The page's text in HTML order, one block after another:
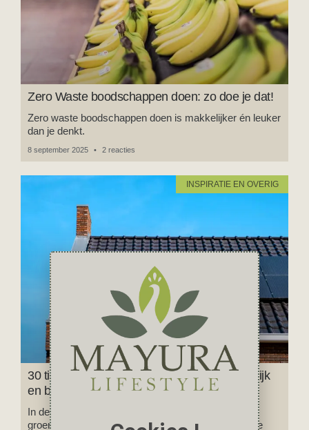
Zero Waste boodschappen doen: zo doe je dat!
Zero waste boodschappen doen is makkelijker én leuker
dan je denkt.
8 september 2025 2 reacties
INSPIRATIE EN OVERIG
30 tips om je huis te verduurzamen – makkelijk
en betaalbaar
In deze blog deel ik 30 praktische tips om je huis
groener te maken, je energiekosten te verlagen en je